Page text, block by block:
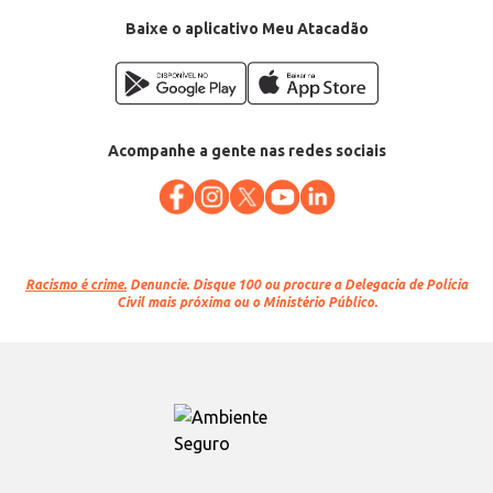
Baixe o aplicativo Meu Atacadão
Acompanhe a gente nas redes sociais
Racismo é crime. Denuncie. Disque 100 ou procure a Delegacia de Polícia
Civil mais próxima ou o Ministério Público.